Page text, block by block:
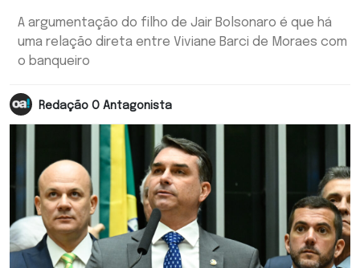
A argumentação do filho de Jair Bolsonaro é que há
uma relação direta entre Viviane Barci de Moraes com
o banqueiro
Redação O Antagonista